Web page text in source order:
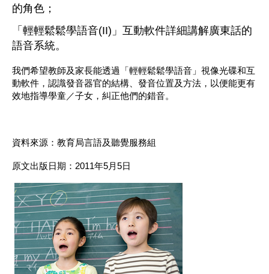
的角色；
「輕輕鬆鬆學語音(II)」互動軟件詳細講解廣東話的
語音系統。
我們希望教師及家長能透過「輕輕鬆鬆學語音」視像光碟和互
動軟件，認識發音器官的結構、發音位置及方法，以便能更有
效地指導學童／子女，糾正他們的錯音。
資料來源：教育局言語及聽覺服務組
原文出版日期：2011年5月5日